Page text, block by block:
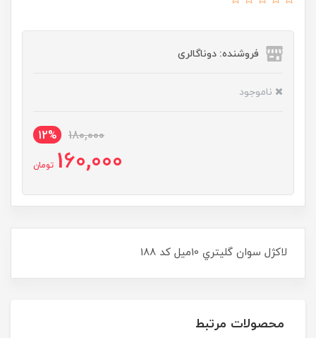
فروشنده: دوناگالری
ناموجود
180,000
12%
160,000 تومان
لاکژل سوان گليتري 10ميل کد 188
محصولات مرتبط